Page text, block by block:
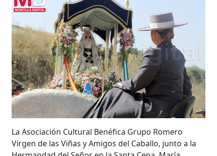
La Asociación Cultural Benéfica Grupo Romero
Virgen de las Viñas y Amigos del Caballo, junto a la